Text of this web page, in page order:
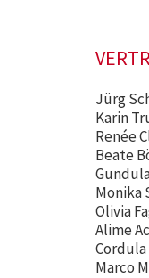
Jürg
Karin
Renée
Beate
Monika
Olivia
Alime
Marco